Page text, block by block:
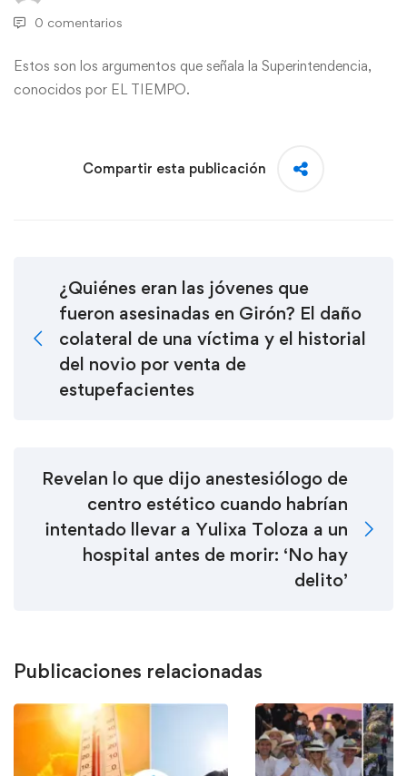
0 comentarios
Estos son los argumentos que señala la Superintendencia,
conocidos por EL TIEMPO.
Compartir esta publicación
¿Quiénes eran las jóvenes que
fueron asesinadas en Girón? El daño
colateral de una víctima y el historial
del novio por venta de
estupefacientes
Revelan lo que dijo anestesiólogo de
centro estético cuando habrían
intentado llevar a Yulixa Toloza a un
hospital antes de morir: ‘No hay
delito’
Publicaciones relacionadas